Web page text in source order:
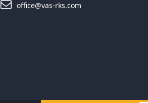
office@vas-rks.com